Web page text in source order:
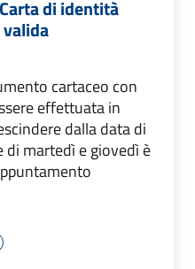
di identità
cartaceo con
effettuata in
dalla data di
di martedì e giovedì è